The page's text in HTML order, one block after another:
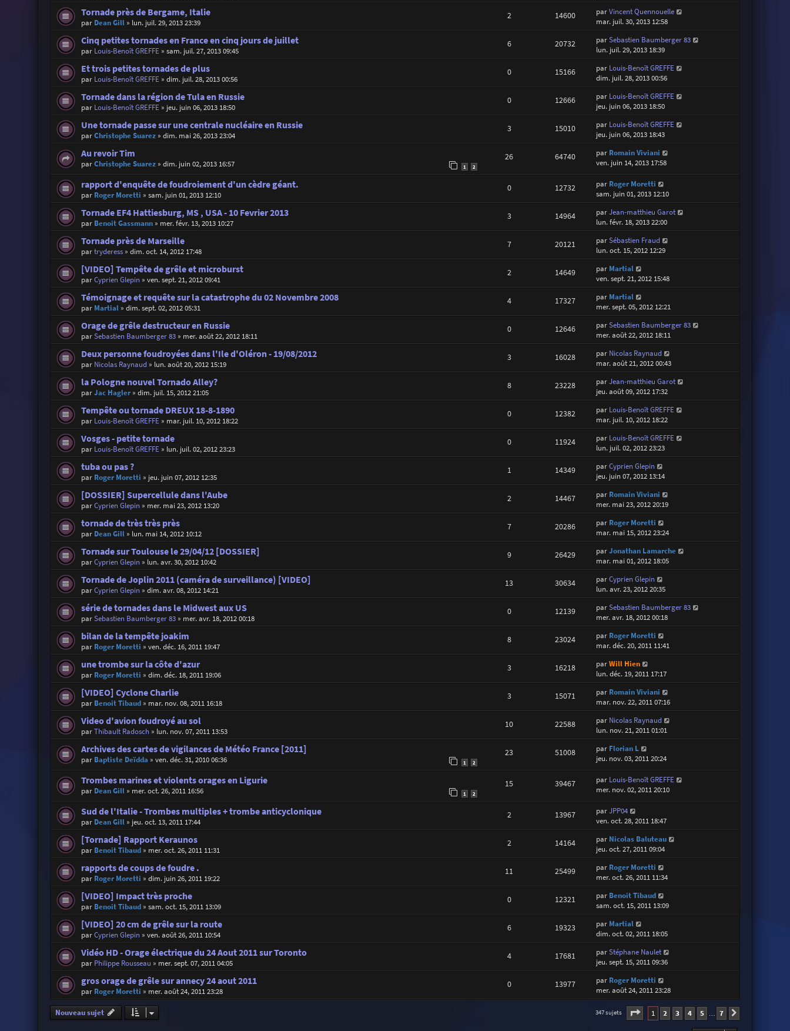
Tornade près de Bergame, Italie
par Dean Gill» lun. juil. 29, 2013 23:39
2 14600 parVincent Quennouelle
mar. juil. 30, 2013 12:58
Cinq petites tornades en France en cinq jours de juillet
par Louis-Benoît GREFFE» sam. juil. 27, 2013 09:45
6 20732 parSebastien Baumberger 83
lun. juil. 29, 2013 18:39
Et trois petites tornades de plus
par Louis-Benoît GREFFE» dim. juil. 28, 2013 00:56
0 15166 par Louis-Benoît GREFFE
dim. juil. 28, 2013 00:56
Tornade dans la région de Tula en Russie
par Louis-Benoît GREFFE» jeu. juin 06, 2013 18:50
0 12666 par Louis-Benoît GREFFE
jeu. juin 06, 2013 18:50
Une tornade passe sur une centrale nucléaire en Russie
parChristophe Suarez» dim. mai 26, 2013 23:04
3 15010 par Louis-Benoît GREFFE
jeu. juin 06, 2013 18:43
Au revoir Tim
parChristophe Suarez» dim. juin 02, 2013 16:57 1 2
26 64740 par Romain Viviani
ven. juin 14, 2013 17:58
rapport d'enquête de foudroiement d'un cèdre géant.
par Roger Moretti » sam. juin 01, 2013 12:10
0 12732 par Roger Moretti
sam. juin 01, 2013 12:10
Tornade EF4 Hattiesburg, MS , USA - 10 Fevrier 2013
par Benoit Gassmann» mer. févr. 13, 2013 10:27
3 14964 parJean-matthieu Garot
lun. févr. 18, 2013 22:00
Tornade près de Marseille
partryderess» dim. oct. 14, 2012 17:48
7 20121 parSébastien Fraud
lun. oct. 15, 2012 12:29
[VIDEO] Tempête de grêle et microburst
parCyprien Glepin» ven. sept. 21, 2012 09:41
2 14649 par Martial
ven. sept. 21, 2012 15:48
Témoignage et requête sur la catastrophe du 02 Novembre 2008
par Martial» dim. sept. 02, 2012 05:31
4 17327 par Martial
mer. sept. 05, 2012 12:21
Orage de grêle destructeur en Russie
parSebastien Baumberger 83» mer. août 22, 2012 18:11
0 12646 parSebastien Baumberger 83
mer. août 22, 2012 18:11
Deux personne foudroyées dans l'Ile d'Oléron - 19/08/2012
par Nicolas Raynaud» lun. août 20, 2012 15:19
3 16028 par Nicolas Raynaud
mar. août 21, 2012 00:43
la Pologne nouvel Tornado Alley?
parJac Hagler» dim. juil. 15, 2012 21:05
8 23228 parJean-matthieu Garot
jeu. août 09, 2012 17:32
Tempête ou tornade DREUX 18-8-1890
par Louis-Benoît GREFFE» mar. juil. 10, 2012 18:22
0 12382 par Louis-Benoît GREFFE
mar. juil. 10, 2012 18:22
Vosges - petite tornade
par Louis-Benoît GREFFE» lun. juil. 02, 2012 23:23
0 11924 par Louis-Benoît GREFFE
lun. juil. 02, 2012 23:23
tuba ou pas ?
par Roger Moretti » jeu. juin 07, 2012 12:35
1 14349 parCyprien Glepin
jeu. juin 07, 2012 13:14
[DOSSIER] Supercellule dans l'Aube
parCyprien Glepin» mer. mai 23, 2012 13:20
2 14467 par Romain Viviani
mer. mai 23, 2012 20:19
tornade de très très près
par Dean Gill» lun. mai 14, 2012 10:12
7 20286 par Roger Moretti
mar. mai 15, 2012 23:24
Tornade sur Toulouse le 29/04/12 [DOSSIER]
parCyprien Glepin» lun. avr. 30, 2012 10:42
9 26429 parJonathan Lamarche
mar. mai 01, 2012 18:05
Tornade de Joplin 2011 (caméra de surveillance) [VIDEO]
parCyprien Glepin» dim. avr. 08, 2012 14:21
13 30634 parCyprien Glepin
lun. avr. 23, 2012 20:35
série de tornades dans le Midwest aux US
parSebastien Baumberger 83» mer. avr. 18, 2012 00:18
0 12139 parSebastien Baumberger 83
mer. avr. 18, 2012 00:18
bilan de la tempête joakim
par Roger Moretti » ven. déc. 16, 2011 19:47
8 23024 par Roger Moretti
mar. déc. 20, 2011 11:41
une trombe sur la côte d'azur
par Roger Moretti » dim. déc. 18, 2011 19:06
3 16218 parWill Hien
lun. déc. 19, 2011 17:17
[VIDEO] Cyclone Charlie
par Benoit Tibaud» mar. nov. 08, 2011 16:18
3 15071 par Romain Viviani
mar. nov. 22, 2011 07:16
Video d'avion foudroyé au sol
parThibault Radosch» lun. nov. 07, 2011 13:53
10 22588 par Nicolas Raynaud
lun. nov. 21, 2011 01:01
Archives des cartes de vigilances de Météo France [2011]
par Baptiste Deïdda » ven. déc. 31, 2010 06:36 1 2
23 51008 par Florian L
jeu. nov. 03, 2011 20:24
Trombes marines et violents orages en Ligurie
par Dean Gill» mer. oct. 26, 2011 16:56 1 2
15 39467 par Louis-Benoît GREFFE
mer. nov. 02, 2011 20:10
Sud de l'Italie - Trombes multiples + trombe anticyclonique
par Dean Gill» jeu. oct. 13, 2011 17:44
2 13967 parJPP04
ven. oct. 28, 2011 18:47
[Tornade] Rapport Keraunos
par Benoit Tibaud» mer. oct. 26, 2011 11:31
2 14164 par Nicolas Baluteau
jeu. oct. 27, 2011 09:04
rapports de coups de foudre .
par Roger Moretti » dim. juin 26, 2011 19:22
11 25499 par Roger Moretti
mer. oct. 26, 2011 11:34
[VIDEO] Impact très proche
par Benoit Tibaud» sam. oct. 15, 2011 13:09
0 12321 par Benoit Tibaud
sam. oct. 15, 2011 13:09
[VIDEO] 20 cm de grêle sur la route
parCyprien Glepin» ven. août 26, 2011 10:54
6 19323 par Martial
dim. oct. 02, 2011 18:05
Vidéo HD - Orage électrique du 24 Aout 2011 sur Toronto
par Philippe Rousseau » mer. sept. 07, 2011 04:05
4 17681 parStéphane Naulet
jeu. sept. 15, 2011 09:36
gros orage de grêle sur annecy 24 aout 2011
par Roger Moretti » mer. août 24, 2011 23:28
0 13977 par Roger Moretti
mer. août 24, 2011 23:28
Nouveau sujet 347 sujets Page 1sur7
1 2 3 4 5 … 7